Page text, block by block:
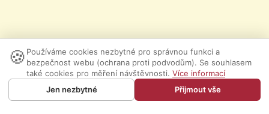
🍪 Používáme cookies nezbytné pro správnou funkci a
bezpečnost webu (ochrana proti podvodům). Se souhlasem
také cookies pro měření návštěvnosti. Více informací
Jen nezbytné
Přijmout vše